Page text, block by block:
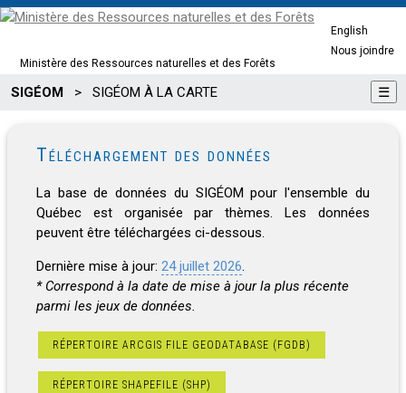
Ministère des Ressources naturelles et des Forêts
English
Nous joindre
SIGÉOM > SIGÉOM À LA CARTE ☰
Téléchargement des données
La base de données du SIGÉOM pour l'ensemble du
Québec est organisée par thèmes. Les données
peuvent être téléchargées ci-dessous.
Dernière mise à jour: 24 juillet 2026.
* Correspond à la date de mise à jour la plus récente
parmi les jeux de données.
RÉPERTOIRE ARCGIS FILE GEODATABASE (FGDB)
RÉPERTOIRE SHAPEFILE (SHP)